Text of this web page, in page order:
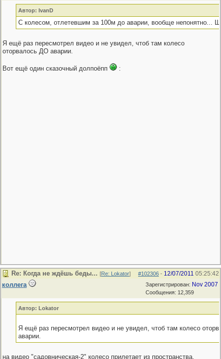
Автор: IvanD
С колесом, отлетевшим за 100м до аварии, вообще непонятно...
Я ещё раз пересмотрел видео и не увидел, чтоб там колесо
оторвалось ДО аварии.
Вот ещё один сказочный долпоёпп :
#102306 - 12/07/2011 05:25:42
Re: Когда не ждёшь беды... [Re: Lokator]
Зарегистрирован: Nov 2007
Сообщения: 12,359
коллега
Автор: Lokator
Я ещё раз пересмотрел видео и не увидел, чтоб там колесо
аварии.
на видео "садовническая-2" колесо прилетает из пространства,